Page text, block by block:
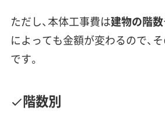
ただし、本体工事費は建物の階数
によっても金額が変わるので、
です。
階数別